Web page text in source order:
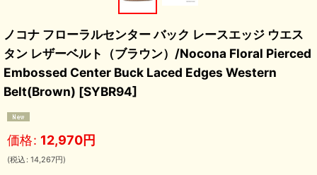
ノコナ フローラルセンター バック レースエッジ ウエス
タン レザーベルト（ブラウン）/Nocona Floral Pierced
Embossed Center Buck Laced Edges Western
Belt(Brown) [SYBR94]
価格: 12,970円
(税込 : 14,267円)